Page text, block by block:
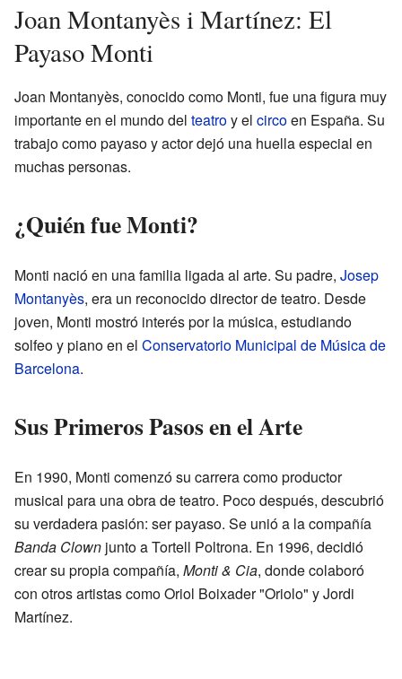
Joan Montanyès i Martínez: El
Payaso Monti
Joan Montanyès, conocido como Monti, fue una figura muy
importante en el mundo del teatroy el circoen España. Su
trabajo como payaso y actor dejó una huella especial en
muchas personas.
¿Quién fue Monti?
Monti nació en una familia ligada al arte. Su padre, Josep
Montanyès, era un reconocido director de teatro. Desde
joven, Monti mostró interés por la música, estudiando
solfeo y piano en el Conservatorio Municipal de Música de
Barcelona.
Sus Primeros Pasos en el Arte
En 1990, Monti comenzó su carrera como productor
musical para una obra de teatro. Poco después, descubrió
su verdadera pasión: ser payaso. Se unió a la compañía
Banda Clown junto a Tortell Poltrona. En 1996, decidió
crear su propia compañía, Monti & Cia, donde colaboró
con otros artistas como Oriol Boixader "Oriolo" y Jordi
Martínez.